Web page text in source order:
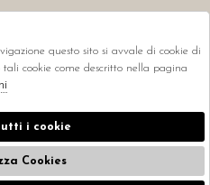
questo sito si avvale di cookie di
cookie come descritto nella pagina
i cookie
Cookies